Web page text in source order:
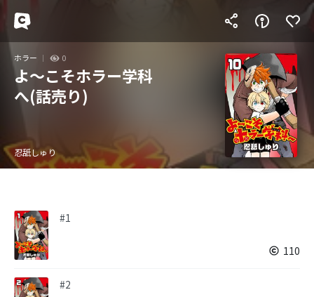
ホラー 0
よ～こそホラー学科
へ(話売り)
忍舐しゅり
#1
110
#2